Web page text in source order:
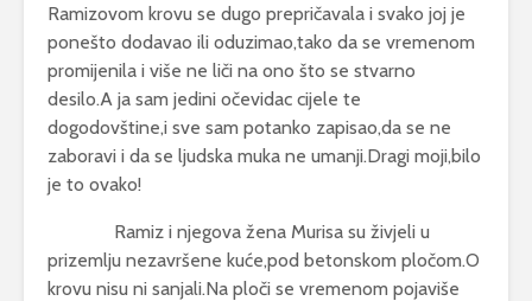
Ramizovom krovu se dugo prepričavala i svako joj je
ponešto dodavao ili oduzimao,tako da se vremenom
promijenila i više ne liči na ono što se stvarno
desilo.A ja sam jedini očevidac cijele te
dogodovštine,i sve sam potanko zapisao,da se ne
zaboravi i da se ljudska muka ne umanji.Dragi moji,bilo
je to ovako!
Ramiz i njegova žena Murisa su živjeli u
prizemlju nezavršene kuće,pod betonskom pločom.O
krovu nisu ni sanjali.Na ploči se vremenom pojaviše